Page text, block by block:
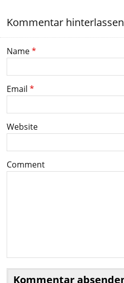
Kommentar hinterlassen
Name*
Email *
Website
Comment